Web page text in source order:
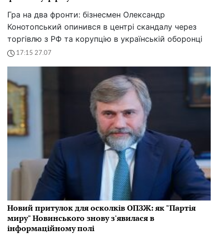
Гра на два фронти: бізнесмен Олександр
Конотопський опинився в центрі скандалу через
торгівлю з РФ та корупцію в українській оборонці
17:15 27.07
Новий притулок для осколків ОПЗЖ: як "Партія
миру" Новинського знову з'явилася в
інформаційному полі